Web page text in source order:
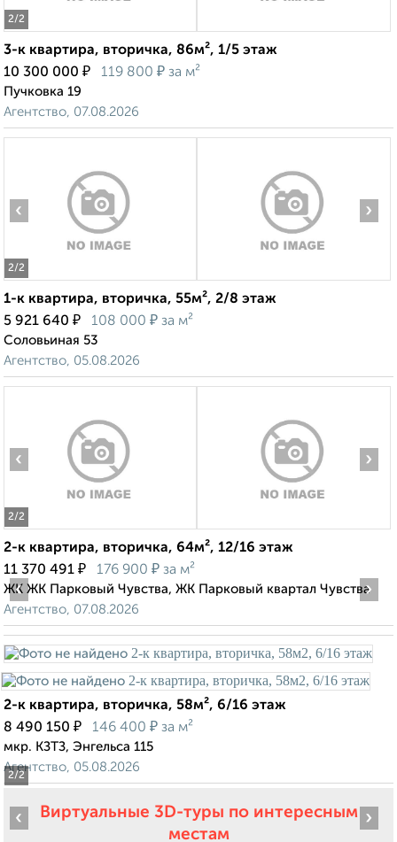
2/2
3-к квартира, вторичка, 86м², 1/5 этаж
10 300 000 ₽ 119 800 ₽ за м²
Пучковка 19
Агентство, 07.08.2026
2/2
‹ ›
1-к квартира, вторичка, 55м², 2/8 этаж
5 921 640 ₽ 108 000 ₽ за м²
Соловьиная 53
Агентство, 05.08.2026
2/2
‹ ›
2-к квартира, вторичка, 64м², 12/16 этаж
11 370 491 ₽ 176 900 ₽ за м²
ЖК ЖК Парковый Чувства, ЖК Парковый квартал Чувства
Агентство, 07.08.2026
2/2
‹ ›
2-к квартира, вторичка, 58м², 6/16 этаж
8 490 150 ₽ 146 400 ₽ за м²
мкр. КЗТЗ, Энгельса 115
Агентство, 05.08.2026
Виртуальные 3D-туры по интересным
местам
‹ ›